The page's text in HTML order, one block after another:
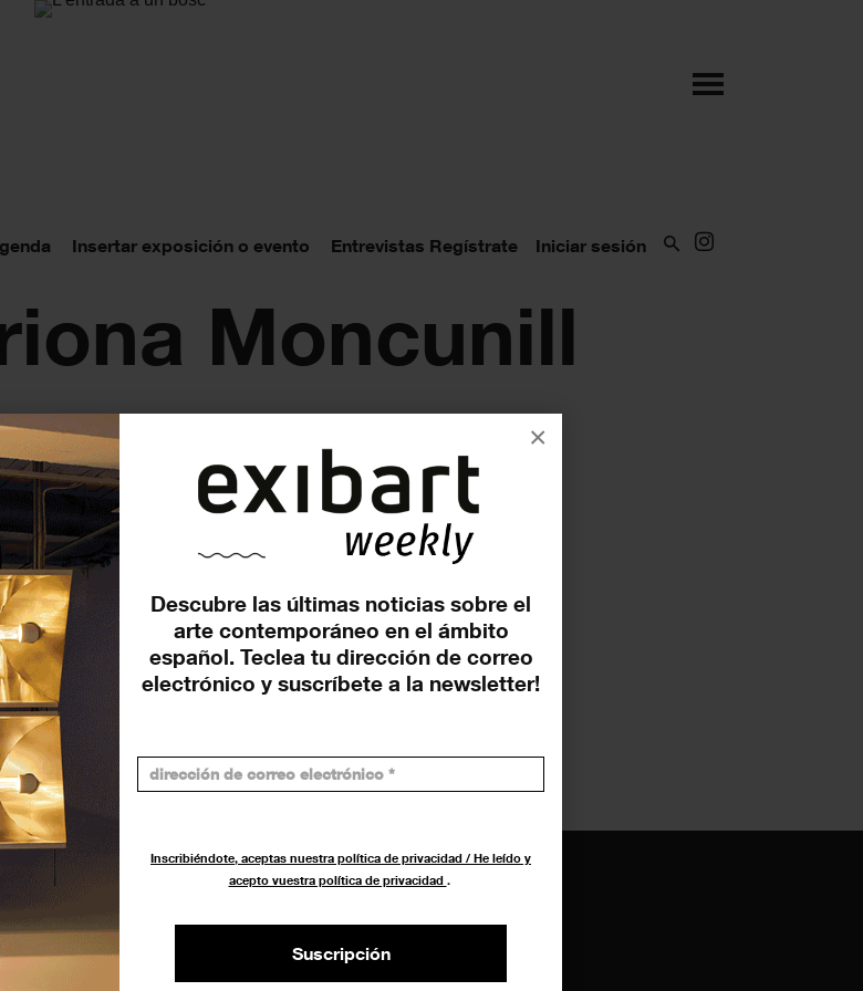
Descubre las últimas noticias sobre el
arte contemporáneo en el ámbito
español. Teclea tu dirección de correo
electrónico y suscríbete a la newsletter!
Inscribiéndote, aceptas nuestra política de privacidad / He leído y
acepto vuestra política de privacidad .
Suscripción
×
Insertar exposición o evento Entrevistas Regístrate Iniciar sesión
Moncunill